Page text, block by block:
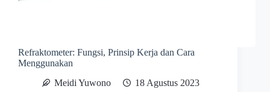
Refraktometer: Fungsi, Prinsip Kerja dan Cara
Menggunakan
Meidi Yuwono
18 Agustus 2023